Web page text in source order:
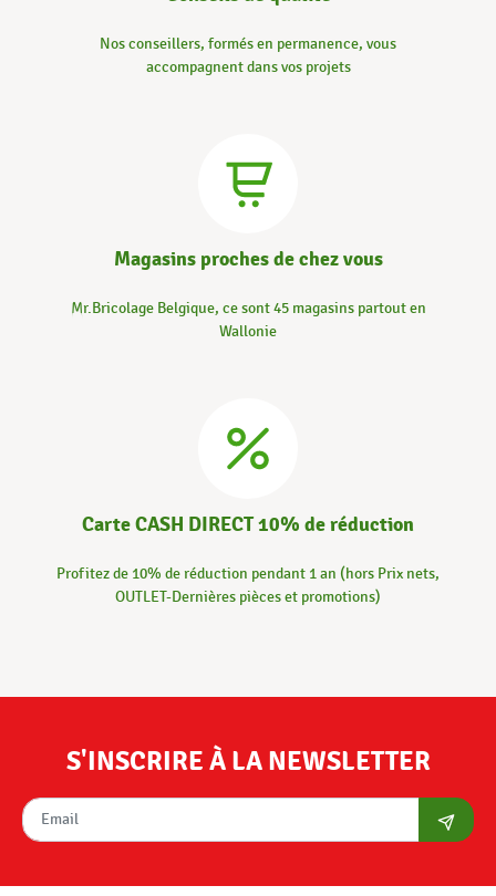
Nos conseillers, formés en permanence, vous
accompagnent dans vos projets
Magasins proches de chez vous
Mr.Bricolage Belgique, ce sont 45 magasins partout en
Wallonie
Carte CASH DIRECT 10% de réduction
Profitez de 10% de réduction pendant 1 an (hors Prix nets,
OUTLET-Dernières pièces et promotions)
S'INSCRIRE À LA NEWSLETTER